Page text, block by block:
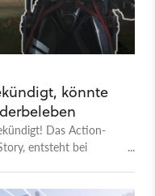
könnte
Das Action-
entsteht bei